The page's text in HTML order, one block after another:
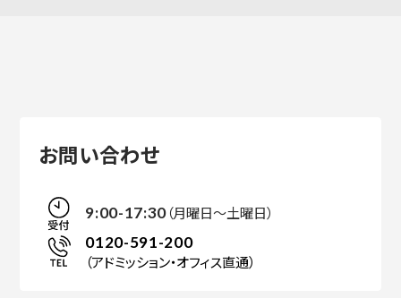
お問い合わせ
9:00-17:30（月曜日～土曜日）
0120-591-200
（アドミッション・オフィス直通）